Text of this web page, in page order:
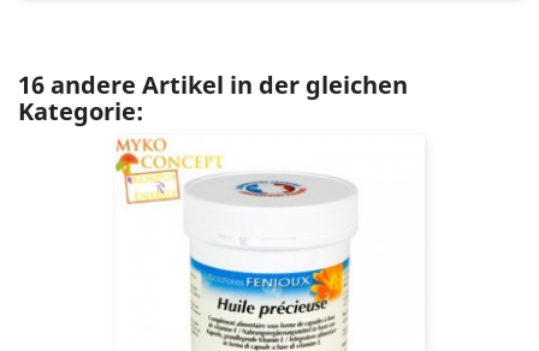
16 andere Artikel in der gleichen
Kategorie: